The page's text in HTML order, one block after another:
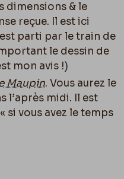
dimensions & le
reçue. Il est ici
est parti par le train de
le dessin de
mon avis !)
Maupin. Vous aurez le
l’après midi. Il est
si vous avez le temps